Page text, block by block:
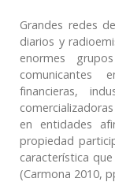
Grandes redes
diarios y
enormes
comunicantes
financieras,
en entidades
propiedad
característica
(Carmona 2010,